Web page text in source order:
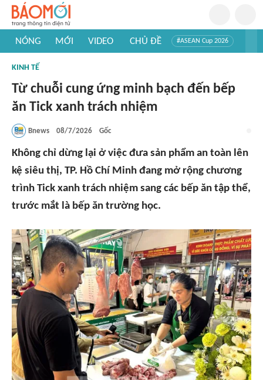
NÓNG MỚI VIDEO CHỦ ĐỀ #ASEAN Cup 2026
#Khám phá thế giới
KINH TẾ
Từ chuỗi cung ứng minh bạch đến bếp
ăn Tick xanh trách nhiệm
Bnews 08/7/2026 Gốc
Không chỉ dừng lại ở việc đưa sản phẩm an toàn lên
kệ siêu thị, TP. Hồ Chí Minh đang mở rộng chương
trình Tick xanh trách nhiệm sang các bếp ăn tập thể,
trước mắt là bếp ăn trường học.